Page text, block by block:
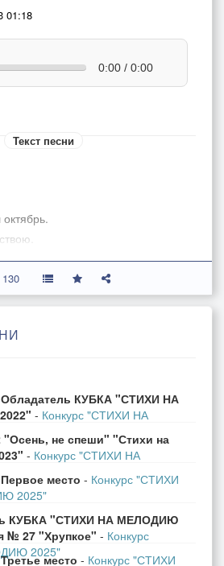
01:18
0:00 / 0:00
Текст песни
хотя б -
всё же заклинил.
ветру,
130
КУБКА "СТИХИ НА
- Конкурс "СТИХИ НА
не спеши" "Стихи на
- Конкурс "СТИХИ НА
место - Конкурс "СТИХИ
2025"
КУБКА "СТИХИ НА МЕЛОДИЮ
№ 27 "Хрупкое" - Конкурс
2025"место - Конкурс "СТИХИ